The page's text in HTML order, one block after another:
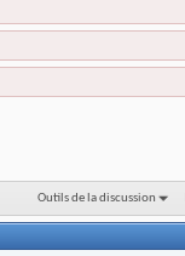
Outils de la discussion